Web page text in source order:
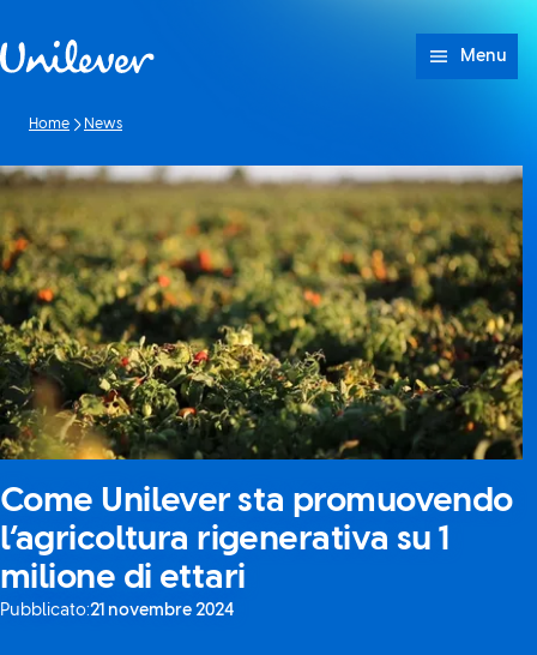
Menu
Home News
Come Unilever sta promuovendo
l’agricoltura rigenerativa su 1
milione di ettari
Pubblicato:21 novembre 2024